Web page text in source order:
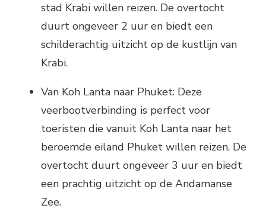
stad Krabi willen reizen. De overtocht
duurt ongeveer 2 uur en biedt een
schilderachtig uitzicht op de kustlijn van
Krabi.
Van Koh Lanta naar Phuket: Deze
veerbootverbinding is perfect voor
toeristen die vanuit Koh Lanta naar het
beroemde eiland Phuket willen reizen. De
overtocht duurt ongeveer 3 uur en biedt
een prachtig uitzicht op de Andamanse
Zee.